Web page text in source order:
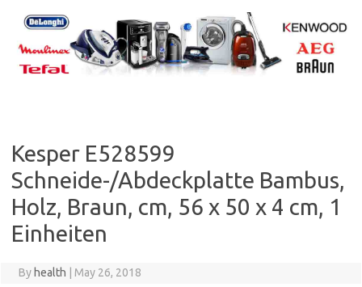
content
Kesper E528599
Schneide-/Abdeckplatte Bambus,
Holz, Braun, cm, 56 x 50 x 4 cm, 1
Einheiten
By health May 26, 2018